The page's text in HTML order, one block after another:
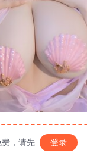
，请先 登录